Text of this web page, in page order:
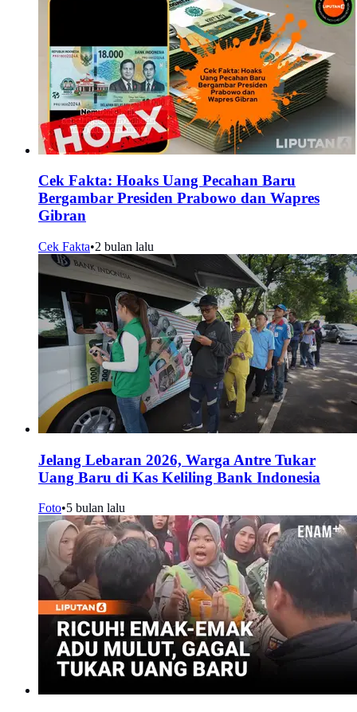
Cek Fakta: Hoaks Uang Pecahan Baru
Bergambar Presiden Prabowo dan Wapres
Gibran
Cek Fakta•2 bulan lalu
Jelang Lebaran 2026, Warga Antre Tukar
Uang Baru di Kas Keliling Bank Indonesia
Foto•5 bulan lalu